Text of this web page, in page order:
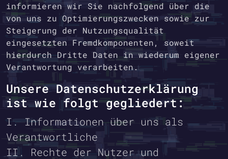
informieren wir Sie nachfolgend über die
von uns zu Optimierungszwecken sowie zur
Steigerung der Nutzungsqualität
eingesetzten Fremdkomponenten, soweit
hierdurch Dritte Daten in wiederum eigener
Verantwortung verarbeiten.
Unsere Datenschutzerklärung
ist wie folgt gegliedert:
I. Informationen über uns als
Verantwortliche
II. Rechte der Nutzer und